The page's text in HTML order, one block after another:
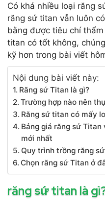
Có khá nhiều loại răng
răng sứ titan vẫn luôn
bằng được tiêu chí
titan có tốt không,
kỹ hơn trong bài viết
Nội dung bài viết này:
Răng sứ Titan là gì?
Trường hợp nào nên
Răng sứ titan có mấy
Bảng giá răng sứ
mới nhất
Quy trình trồng răng
Chọn răng sứ Titan ở
răng sứ titan là